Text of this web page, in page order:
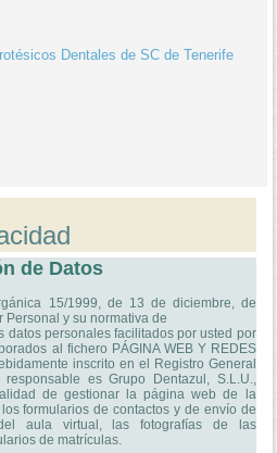
Dentales de SC de Tenerife
de Datos
15/1999, de 13 de diciembre, de
Personal y su normativa de
datos personales facilitados por usted por
al fichero PÁGINA WEB Y REDES
inscrito en el Registro General
es Grupo Dentazul, S.L.U.,
de gestionar la página web de la
formularios de contactos y de envío de
aula virtual, las fotografías de las
de matrículas.